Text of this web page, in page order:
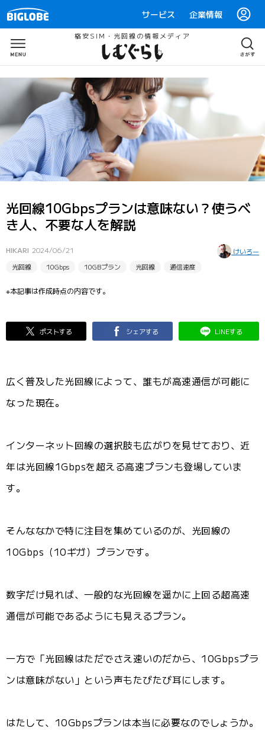
サービス 企業情報
格安SIM・光回線の情報メディア
光回線10Gbpsプランは意味ない？使うべ
き人、不要な人を解説
HIKARI 2024/06/21
けいろー
光回線
10Gbps 10GBプラン 光回線 通信速度
※本記事は作成時点の内容です。
ポストする シェアする LINEする
広く普及した光回線によって、誰もが高速通信が可能に
なった現在。
インターネット回線の選択肢も広がりを見せており、近
年は光回線1Gbpsを超える高速プランも登場していま
す。
そんななかで特に注目を集めているのが、光回線の
10Gbps（10ギガ）プランです。
数字だけ見れば、一般的な光回線を遥かに上回る超高速
通信が可能であるようにも見えるプラン。
一方で「光回線はただでさえ速いのだから、10Gbpsプラ
ンは意味がない」という声もたびたび耳にします。
はたして、10Gbpsプランは本当に必要なのでしょうか。